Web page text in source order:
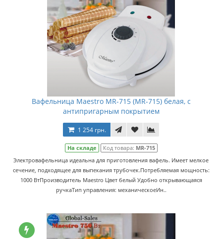
Вафельница Maestro MR-715 (MR-715) белая, с
антипригарным покрытием
1 254 грн.
На складе Код товара: MR-715
Электровафельница идеальна для приготовления вафель. Имеет мелкое
сечение, подходящее для выпекания трубочек.Потребляемая мощность:
1000 ВтПроизводитель Maestro Цвет белый Удобно открывающаяся
ручкаТип управления: механическоеИн..